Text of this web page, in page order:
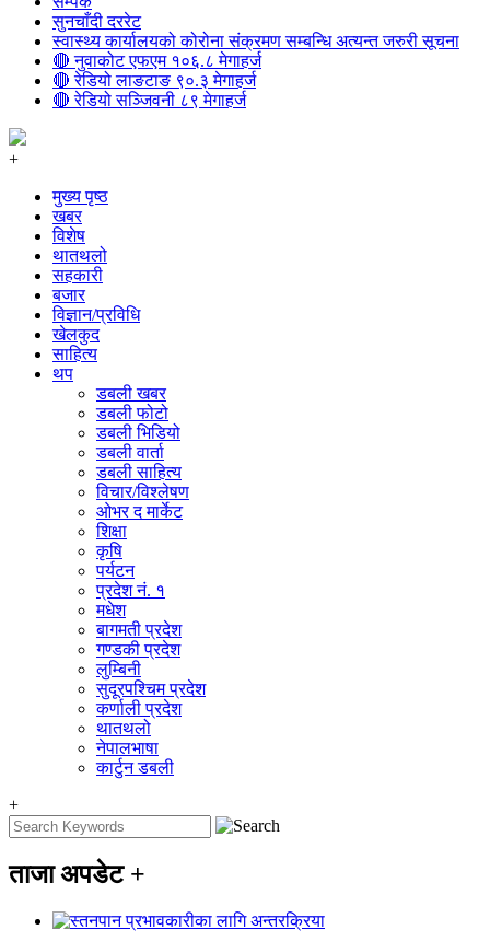
सुनचाँदी दररेट
स्वास्थ्य कार्यालयको कोरोना संक्रमण सम्बन्धि अत्यन्त जरुरी सूचना
🔴 नुवाकोट एफएम १०६.८ मेगाहर्ज
🔴 रेडियो लाङटाङ ९०.३ मेगाहर्ज
🔴 रेडियो सञ्जिवनी ८९ मेगाहर्ज
+
मुख्य पृष्ठ
खबर
विशेष
थातथलो
सहकारी
बजार
विज्ञान/प्रविधि
खेलकुद
साहित्य
थप
डबली खबर
डबली फोटो
डबली भिडियो
डबली वार्ता
डबली साहित्य
विचार/विश्‍लेषण
ओभर द मार्केट
शिक्षा
कृषि
पर्यटन
प्रदेश नं. १
मधेश
बागमती प्रदेश
गण्डकी प्रदेश
लुम्बिनी
सुदूरपश्चिम प्रदेश
कर्णाली प्रदेश
थातथलो
नेपालभाषा
कार्टुन डबली
+
ताजा अपडेट +